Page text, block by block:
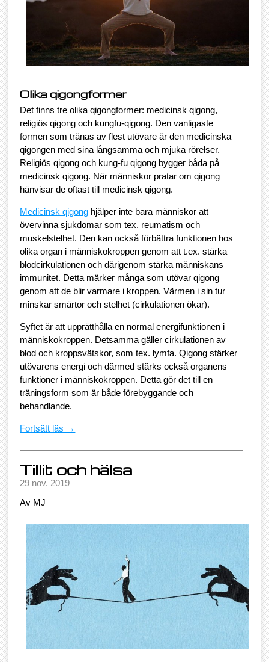
Olika qigongformer
Det finns tre olika qigongformer: medicinsk qigong,
religiös qigong och kungfu-qigong. Den vanligaste
formen som tränas av flest utövare är den medicinska
qigongen med sina långsamma och mjuka rörelser.
Religiös qigong och kung-fu qigong bygger båda på
medicinsk qigong. När människor pratar om qigong
hänvisar de oftast till medicinsk qigong.
Medicinsk qigong hjälper inte bara människor att
övervinna sjukdomar som tex. reumatism och
muskelstelhet. Den kan också förbättra funktionen hos
olika organ i människokroppen genom att t.ex. stärka
blodcirkulationen och därigenom stärka människans
immunitet. Detta märker många som utövar qigong
genom att de blir varmare i kroppen. Värmen i sin tur
minskar smärtor och stelhet (cirkulationen ökar).
Syftet är att upprätthålla en normal energifunktionen i
människokroppen. Detsamma gäller cirkulationen av
blod och kroppsvätskor, som tex. lymfa. Qigong stärker
utövarens energi och därmed stärks också organens
funktioner i människokroppen. Detta gör det till en
träningsform som är både förebyggande och
behandlande.
Fortsätt läs →
Tillit och hälsa
29 nov. 2019
Av MJ